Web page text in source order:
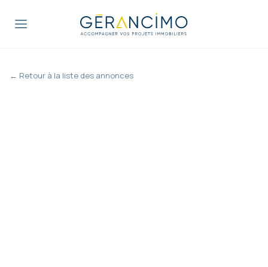
← Retour à la liste des annonces